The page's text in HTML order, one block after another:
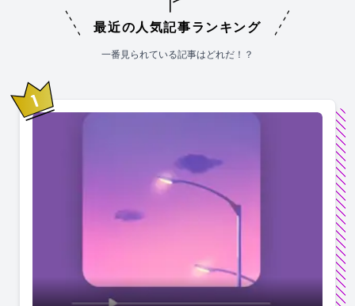
最近の人気記事ランキング
一番見られている記事はどれだ！？
1位